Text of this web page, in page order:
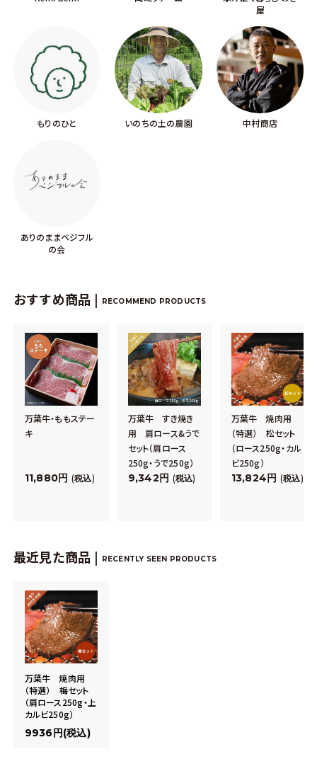
屋
もりのひと いのちの土の農園 中村商店
ありのままベジフル
の会
おすすめ商品 | RECOMMEND PRODUCTS
万葉牛・ももステー
キ
11,880 税込
万葉牛 すき焼き
用 肩ロース&うで
セット（肩ロース
250g・うで250g）
9,342 税込
万葉牛 焼肉用
（特選） 松セット
（ロース250g・カル
ビ250g）
13,824 税込
最近見た商品 | RECENTLY SEEN PRODUCTS
万葉牛 焼肉用
（特選） 梅セット
（肩ロース250g・上
カルビ250g）
9936円(税込)